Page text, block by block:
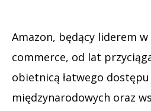
Amazon, będący liderem w
commerce, od lat
obietnicą łatwego
międzynarodowych oraz